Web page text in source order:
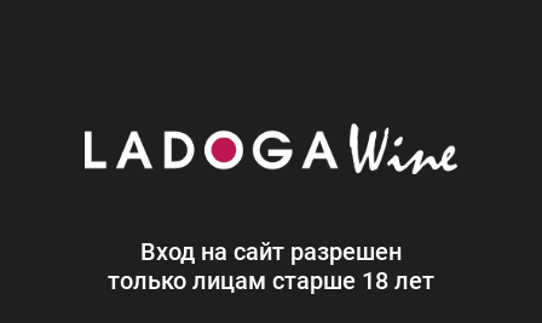
Вход на сайт разрешен
только лицам старше 18 лет
Императорская коллекция Графин
Императорская коллекция Графин
Imperial collection Sapphire (blue) in velvet gift box